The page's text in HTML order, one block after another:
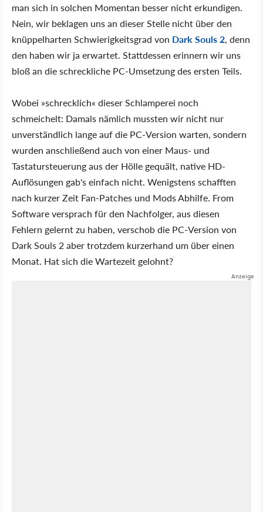
man sich in solchen Momentan besser nicht erkundigen.
Nein, wir beklagen uns an dieser Stelle nicht über den
knüppelharten Schwierigkeitsgrad von Dark Souls 2, denn
den haben wir ja erwartet. Stattdessen erinnern wir uns
bloß an die schreckliche PC-Umsetzung des ersten Teils.
Wobei »schrecklich« dieser Schlamperei noch
schmeichelt: Damals nämlich mussten wir nicht nur
unverständlich lange auf die PC-Version warten, sondern
wurden anschließend auch von einer Maus- und
Tastatursteuerung aus der Hölle gequält, native HD-
Auflösungen gab's einfach nicht. Wenigstens schafften
nach kurzer Zeit Fan-Patches und Mods Abhilfe. From
Software versprach für den Nachfolger, aus diesen
Fehlern gelernt zu haben, verschob die PC-Version von
Dark Souls 2 aber trotzdem kurzerhand um über einen
Monat. Hat sich die Wartezeit gelohnt?